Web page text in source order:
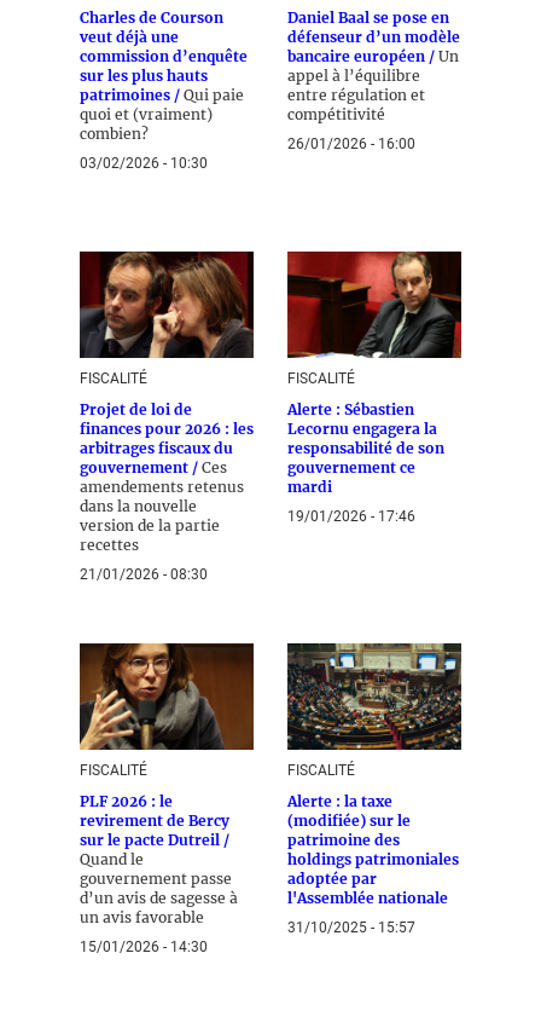
Charles de Courson
veut déjà une
commission d’enquête
sur les plus hauts
patrimoines / Qui paie
quoi et (vraiment)
combien?
03/02/2026 - 10:30
Daniel Baal se pose en
défenseur d’un modèle
bancaire européen / Un
appel à l’équilibre
entre régulation et
compétitivité
26/01/2026 - 16:00
FISCALITÉ
Projet de loi de
finances pour 2026 : les
arbitrages fiscaux du
gouvernement / Ces
amendements retenus
dans la nouvelle
version de la partie
recettes
21/01/2026 - 08:30
FISCALITÉ
Alerte : Sébastien
Lecornu engagera la
responsabilité de son
gouvernement ce
mardi
19/01/2026 - 17:46
FISCALITÉ
PLF 2026 : le
revirement de Bercy
sur le pacte Dutreil /
Quand le
gouvernement passe
d’un avis de sagesse à
un avis favorable
15/01/2026 - 14:30
FISCALITÉ
Alerte : la taxe
(modifiée) sur le
patrimoine des
holdings patrimoniales
adoptée par
l'Assemblée nationale
31/10/2025 - 15:57